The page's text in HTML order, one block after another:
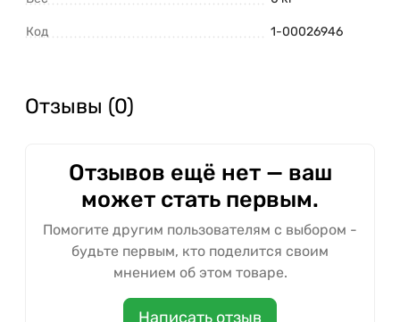
Код 1-00026946
Отзывы (0)
Отзывов ещё нет — ваш
может стать первым.
Помогите другим пользователям с выбором -
будьте первым, кто поделится своим
мнением об этом товаре.
Написать отзыв